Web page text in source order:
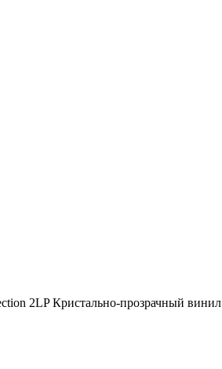
2LP Кристально-прозрачный винил